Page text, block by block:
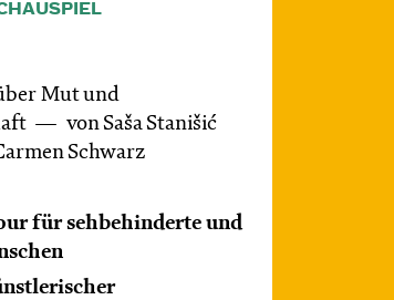
Mut und
von Saša Stanišić
Schwarz
für sehbehinderte und